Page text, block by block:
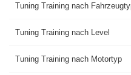
Tuning Training nach
Tuning Training nach Level
Tuning Training nach Motortyp